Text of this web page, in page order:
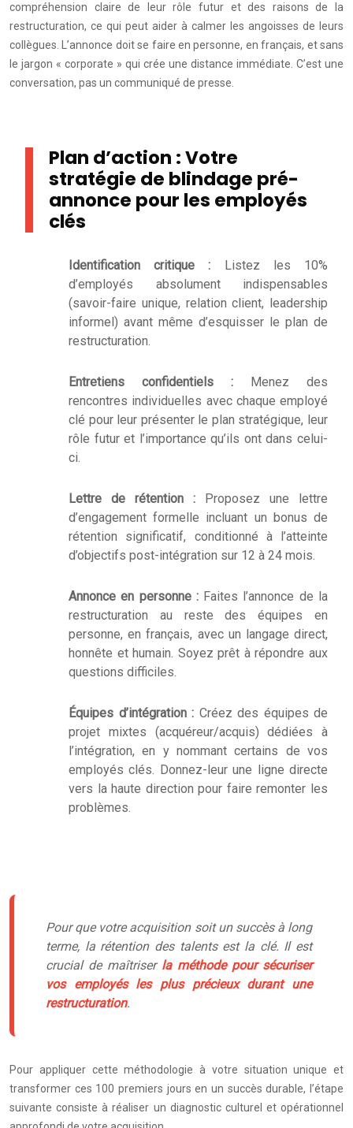
compréhension claire de leur rôle futur et des raisons de la
restructuration, ce qui peut aider à calmer les angoisses de leurs
collègues. L’annonce doit se faire en personne, en français, et sans
le jargon « corporate » qui crée une distance immédiate. C’est une
conversation, pas un communiqué de presse.
Plan d’action : Votre
stratégie de blindage pré-
annonce pour les employés
clés
Identification critique : Listez les 10%
d’employés absolument indispensables
(savoir-faire unique, relation client, leadership
informel) avant même d’esquisser le plan de
restructuration.
Entretiens confidentiels : Menez des
rencontres individuelles avec chaque employé
clé pour leur présenter le plan stratégique, leur
rôle futur et l’importance qu’ils ont dans celui-
ci.
Lettre de rétention : Proposez une lettre
d’engagement formelle incluant un bonus de
rétention significatif, conditionné à l’atteinte
d’objectifs post-intégration sur 12 à 24 mois.
Annonce en personne :Faites l’annonce de la
restructuration au reste des équipes en
personne, en français, avec un langage direct,
honnête et humain. Soyez prêt à répondre aux
questions difficiles.
Équipes d’intégration : Créez des équipes de
projet mixtes (acquéreur/acquis) dédiées à
l’intégration, en y nommant certains de vos
employés clés. Donnez-leur une ligne directe
vers la haute direction pour faire remonter les
problèmes.
Pour que votre acquisition soit un succès à long
terme, la rétention des talents est la clé. Il est
crucial de maîtriser la méthode pour sécuriser
vos employés les plus précieux durant une
restructuration.
Pour appliquer cette méthodologie à votre situation unique et
transformer ces 100 premiers jours en un succès durable, l’étape
suivante consiste à réaliser un diagnostic culturel et opérationnel